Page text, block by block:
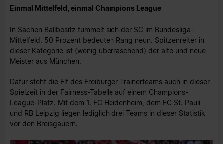
Einmal Mittelfeld, einmal Champions League
In Sachen Ballbesitz tummelt sich der SC im Bundesliga-
Mittelfeld. 50 Prozent bedeuten Rang neun. Spitzenreiter in
dieser Kategorie ist (wenig überraschend) der alte und neue
Meister aus München.
Dafür steht die Elf des Freiburger Trainerteams auch in dieser
Spielzeit in der Fairness-Tabelle auf einem Champions-
League-Platz. Mit dem 1. FC Heidenheim, dem FC St. Pauli
und RB Leipzig liegen lediglich drei Teams in dieser Statistik
vor den Breisgauern.